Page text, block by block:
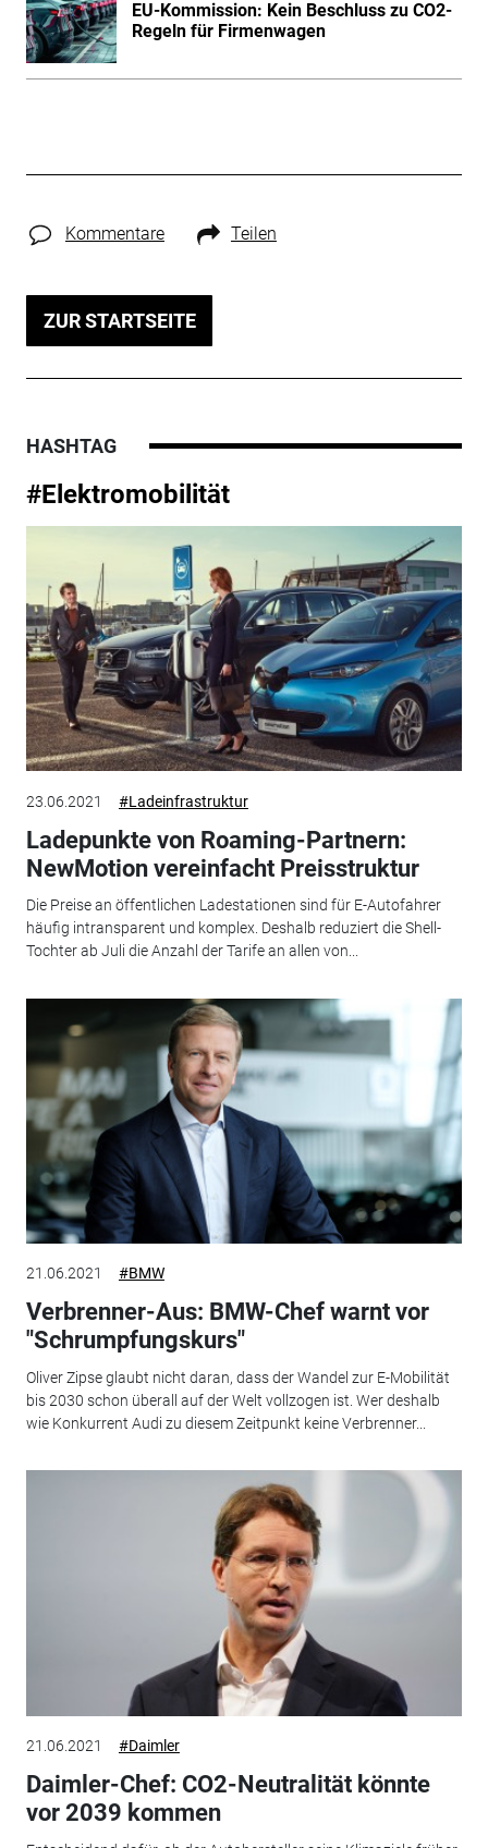
EU-Kommission: Kein Beschluss zu CO2-
Regeln für Firmenwagen
Kommentare Teilen
ZUR STARTSEITE
HASHTAG
#Elektromobilität
23.06.2021 #Ladeinfrastruktur
Ladepunkte von Roaming-Partnern:
NewMotion vereinfacht Preisstruktur
Die Preise an öffentlichen Ladestationen sind für E-Autofahrer
häufig intransparent und komplex. Deshalb reduziert die Shell-
Tochter ab Juli die Anzahl der Tarife an allen von...
21.06.2021 #BMW
Verbrenner-Aus: BMW-Chef warnt vor
"Schrumpfungskurs"
Oliver Zipse glaubt nicht daran, dass der Wandel zur E-Mobilität
bis 2030 schon überall auf der Welt vollzogen ist. Wer deshalb
wie Konkurrent Audi zu diesem Zeitpunkt keine Verbrenner...
21.06.2021 #Daimler
Daimler-Chef: CO2-Neutralität könnte
vor 2039 kommen